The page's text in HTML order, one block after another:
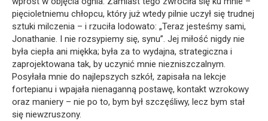
pięcioletniemu chłopcu, który już wtedy pilnie uczył się trudnej
sztuki milczenia – i rzuciła lodowato: „Teraz jesteśmy sami,
Jonathanie. I nie rozsypiemy się, synu”. Jej miłość nigdy nie
była ciepła ani miękka; była za to wydajna, strategiczna i
zaprojektowana tak, by uczynić mnie niezniszczalnym.
Posyłała mnie do najlepszych szkół, zapisała na lekcje
fortepianu i wpajała nienaganną postawę, kontakt wzrokowy
oraz maniery – nie po to, bym był szczęśliwy, lecz bym stał
się niewzruszony.